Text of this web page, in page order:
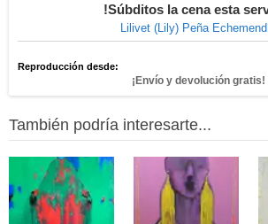
!Súbditos la cena esta
Lilivet (Lily) Peña
Reproducción desde:
¡Envío y devolución gratis!
También podría interesarte...